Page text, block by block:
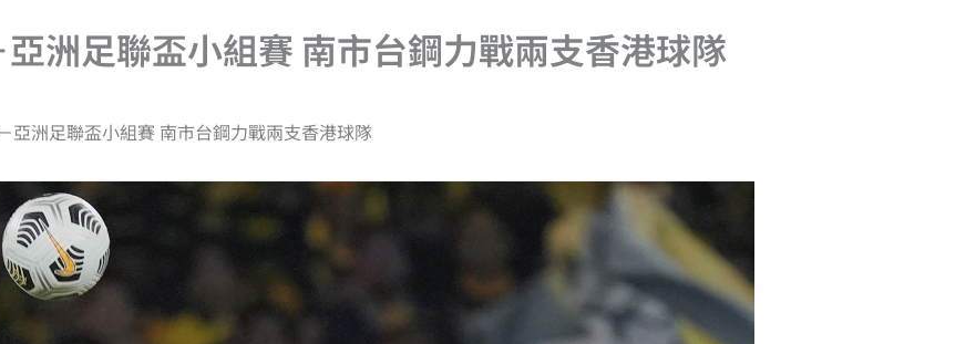
亞洲足聯盃小組賽 南市台鋼力戰兩支香港球隊
亞洲足聯盃小組賽 南市台鋼力戰兩支香港球隊